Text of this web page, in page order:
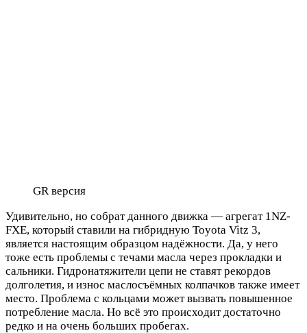
GR версия
Удивительно, но собрат данного движка — агрегат 1NZ-
FXE, который ставили на гибридную Toyota Vitz 3,
является настоящим образцом надёжности. Да, у него
тоже есть проблемы с течами масла через прокладки и
сальники. Гидронатяжители цепи не ставят рекордов
долголетия, и износ маслосъёмных колпачков также имеет
место. Проблема с кольцами может вызвать повышенное
потребление масла. Но всё это происходит достаточно
редко и на очень больших пробегах.